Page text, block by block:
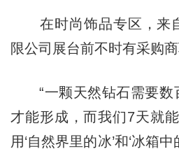
在时尚饰品专区，来
限公司展台前不时有采购商
“一颗天然钻石需要数
才能形成，而我们7天就
用‘自然界里的冰’和‘冰箱